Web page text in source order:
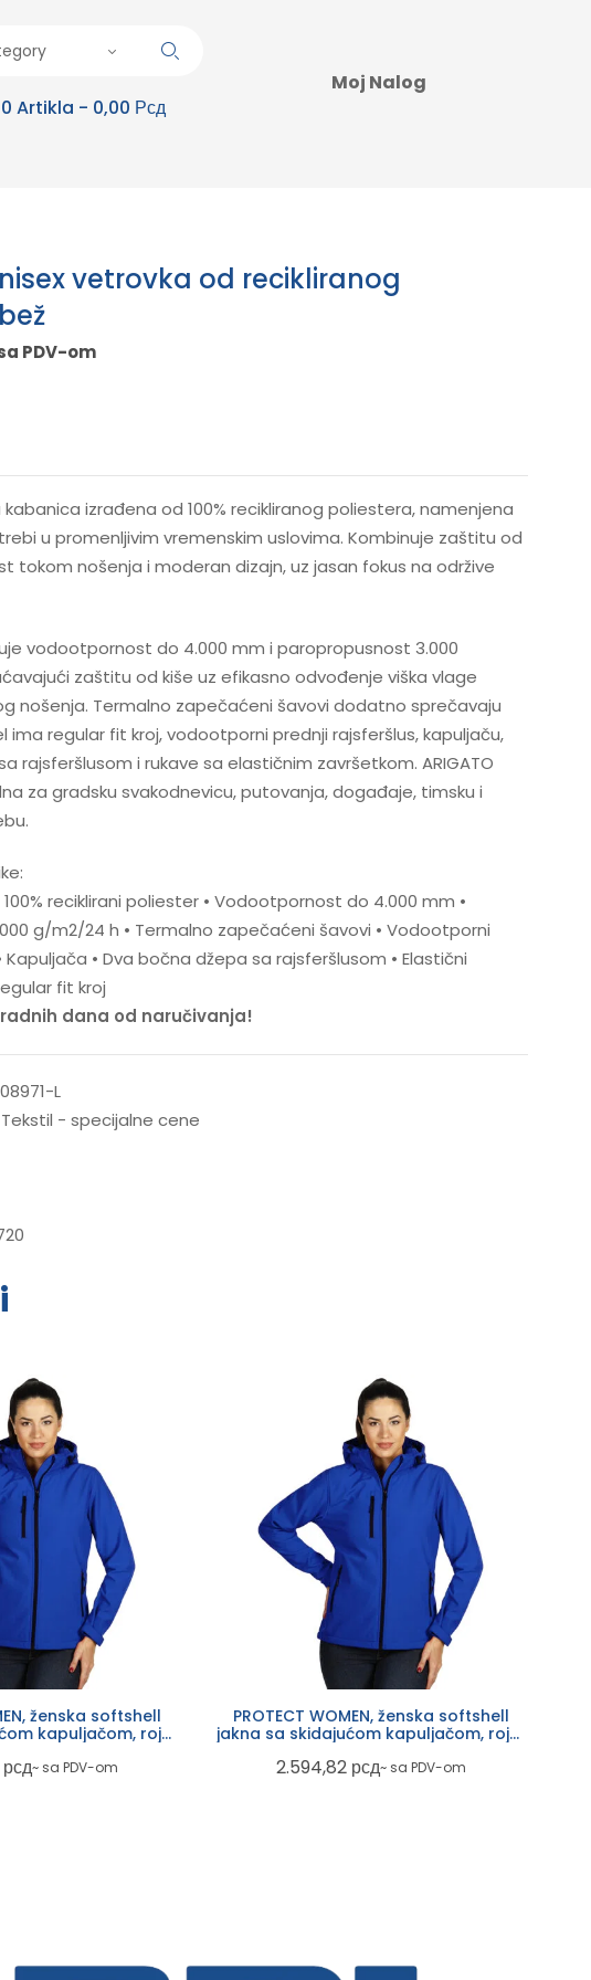
0 Artikla 0,00 Рсд
Moj Nalog
vetrovka od recikliranog
PDV-om
kabanica izrađena od 100% recikliranog poliestera, namenjena
u promenljivim vremenskim uslovima. Kombinuje zaštitu od
tokom nošenja i moderan dizajn, uz jasan fokus na održive
vodootpornost do 4.000 mm i paropropusnost 3.000
zaštitu od kiše uz efikasno odvođenje viška vlage
nošenja. Termalno zapečaćeni šavovi dodatno sprečavaju
ima regular fit kroj, vodootporni prednji rajsferšlus, kapuljaču,
rajsferšlusom i rukave sa elastičnim završetkom. ARIGATO
za gradsku svakodnevicu, putovanja, događaje, timsku i
reciklirani poliester • Vodootpornost do 4.000 mm •
g/m2/24 h • Termalno zapečaćeni šavovi • Vodootporni
Kapuljača • Dva bočna džepa sa rajsferšlusom • Elastični
fit kroj
dana od naručivanja!
L
Tekstil - specijalne cene
ženska softshell
kapuljačom, rojal
рсд~ sa PDV-om
PROTECT WOMEN, ženska softshell
jakna sa skidajućom kapuljačom, rojal
2.594,82 рсд~ sa PDV-om